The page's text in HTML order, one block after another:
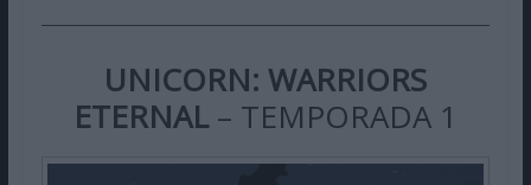
UNICORN: WARRIORS
ETERNAL– TEMPORADA 1